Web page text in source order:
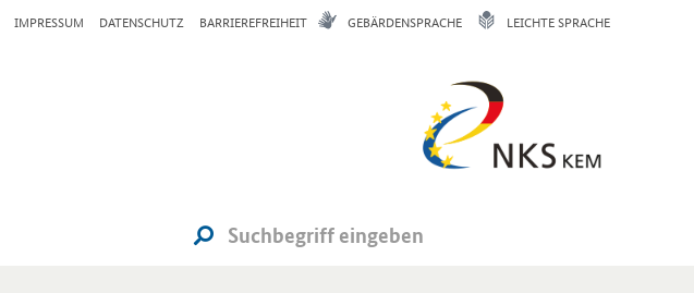
IMPRESSUM DATENSCHUTZ BARRIEREFREIHEIT GEBÄRDENSPRACHE LEICHTE SPRACHE